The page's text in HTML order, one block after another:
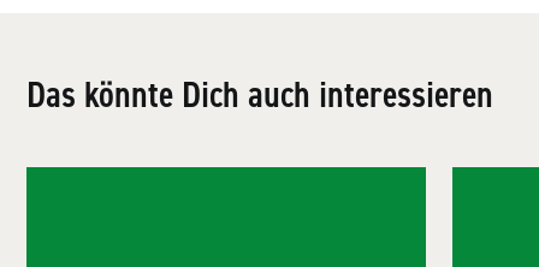
Das könnte Dich auch interessieren